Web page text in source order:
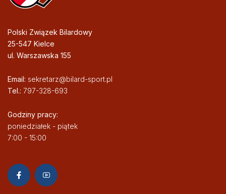
Polski Związek Bilardowy
25-547 Kielce
ul. Warszawska 155
Email: sekretarz@bilard-sport.pl
Tel.: 797-328-693
Godziny pracy:
poniedziałek - piątek
7:00 - 15:00